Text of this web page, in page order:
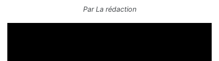
ParLa rédaction